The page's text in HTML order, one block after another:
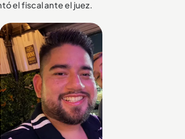
el fiscal ante el juez.